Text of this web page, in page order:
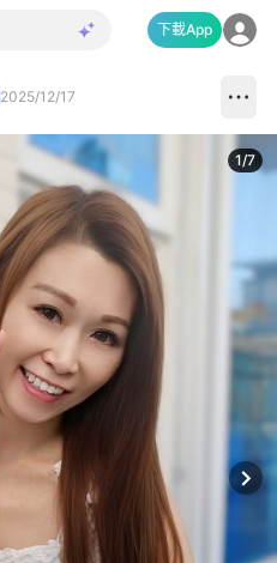
下載App
2025/12/17
1/7